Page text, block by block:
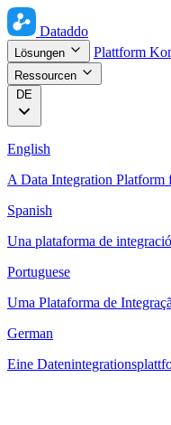
Dataddo
Lösungen Plattform
Ressourcen
DE
English
A Data Integration Platform
Spanish
Una plataforma de
Portuguese
Uma Plataforma de
German
Eine